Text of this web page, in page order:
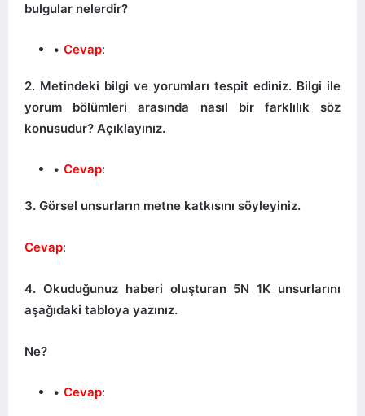
bulgular nelerdir?
Cevap:
2. Metindeki bilgi ve yorumları tespit ediniz. Bilgi ile
yorum bölümleri arasında nasıl bir farklılık söz
konusudur? Açıklayınız.
Cevap:
3. Görsel unsurların metne katkısını söyleyiniz.
Cevap:
4. Okuduğunuz haberi oluşturan 5N 1K unsurlarını
aşağıdaki tabloya yazınız.
Ne?
Cevap: